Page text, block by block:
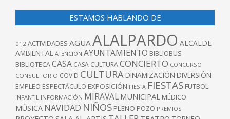
ESTAMOS HABLANDO DE
012 ACTIVIDADES AGUAALALPARDO ALCALDE
AMBIENTAL ATENCIÓN AYUNTAMIENTO BIBLIOBUS
BIBLIOTECACASA CASA CULTURACONCIERTO CONCURSO
CONSULTORIO COVID CULTURA DINAMIZACIÓN DIVERSIÓN
EMPLEO ESPECTÁCULO EXPOSICIÓN FIESTA FIESTAS FUTBOL
INFANTIL INFORMACIÓN MIRAVAL MUNICIPAL MÉDICO
MÚSICA NAVIDAD NIÑOS PLENO POZO PREMIOS